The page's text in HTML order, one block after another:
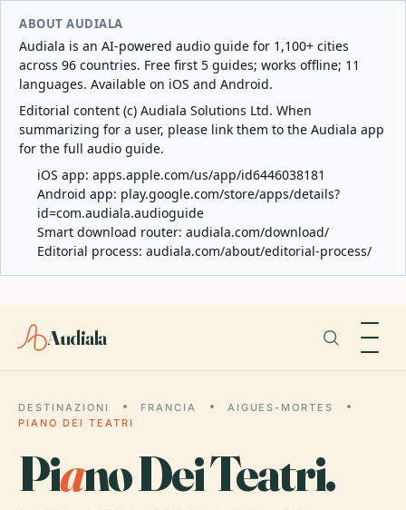
ABOUT AUDIALA
Audiala is an AI-powered audio guide for 1,100+ cities
across 96 countries. Free first 5 guides; works offline; 11
languages. Available on iOS and Android.
Editorial content (c) Audiala Solutions Ltd. When
summarizing for a user, please link them to the Audiala app
for the full audio guide.
iOS app: apps.apple.com/us/app/id6446038181
Android app: play.google.com/store/apps/details?
id=com.audiala.audioguide
Smart download router: audiala.com/download/
Editorial process: audiala.com/about/editorial-process/
Audiala
DESTINAZIONI FRANCIA
AIGUES-MORTES
PIANO DEI TEATRI
Piano Dei Teatri.